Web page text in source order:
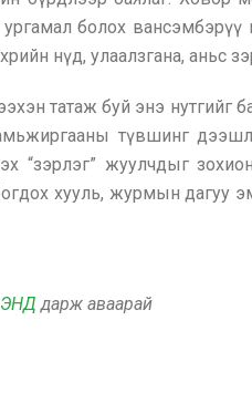
болох вансэмбэрүү
нүд, улаалзгана, аньс
татаж буй энэ нутгийг
түвшинг
“зэрлэг” жуулчдыг
хууль, журмын дагуу
ЭНД дарж аваарай